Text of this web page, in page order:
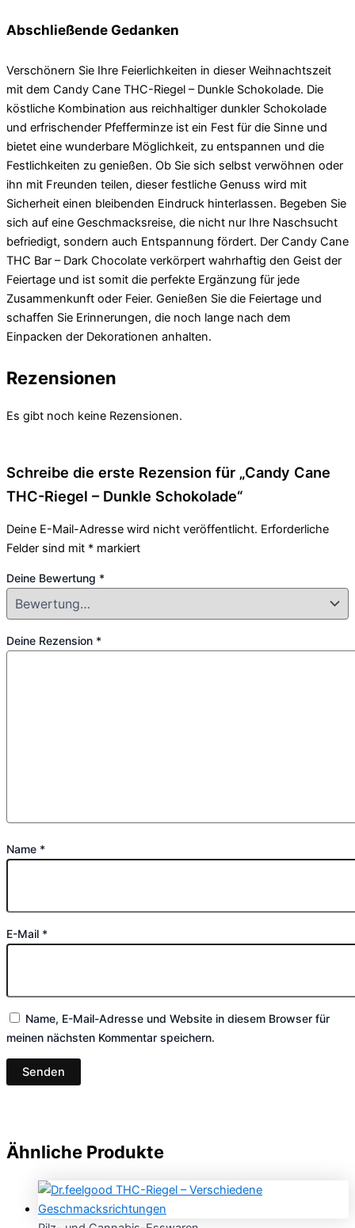
Abschließende Gedanken
Verschönern Sie Ihre Feierlichkeiten in dieser Weihnachtszeit
mit dem Candy Cane THC-Riegel – Dunkle Schokolade. Die
köstliche Kombination aus reichhaltiger dunkler Schokolade
und erfrischender Pfefferminze ist ein Fest für die Sinne und
bietet eine wunderbare Möglichkeit, zu entspannen und die
Festlichkeiten zu genießen. Ob Sie sich selbst verwöhnen oder
ihn mit Freunden teilen, dieser festliche Genuss wird mit
Sicherheit einen bleibenden Eindruck hinterlassen. Begeben Sie
sich auf eine Geschmacksreise, die nicht nur Ihre Naschsucht
befriedigt, sondern auch Entspannung fördert. Der Candy Cane
THC Bar – Dark Chocolate verkörpert wahrhaftig den Geist der
Feiertage und ist somit die perfekte Ergänzung für jede
Zusammenkunft oder Feier. Genießen Sie die Feiertage und
schaffen Sie Erinnerungen, die noch lange nach dem
Einpacken der Dekorationen anhalten.
Rezensionen
Es gibt noch keine Rezensionen.
Schreibe die erste Rezension für „Candy Cane
THC-Riegel – Dunkle Schokolade“
Deine E-Mail-Adresse wird nicht veröffentlicht. Erforderliche
Felder sind mit * markiert
Deine Bewertung *
Deine Rezension *
Name *
E-Mail *
Name, E-Mail-Adresse und Website in diesem Browser für
meinen nächsten Kommentar speichern.
Ähnliche Produkte